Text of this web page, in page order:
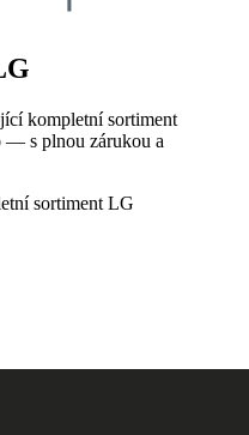
kompletní sortiment
— s plnou zárukou a
sortiment LG